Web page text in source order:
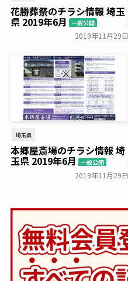
花勝葬祭のチラシ情報 埼玉
県 2019年6月 一般公開
2019年11月29日
埼玉県
本郷屋斎場のチラシ情報 埼
玉県 2019年6月 一般公開
2019年11月29日